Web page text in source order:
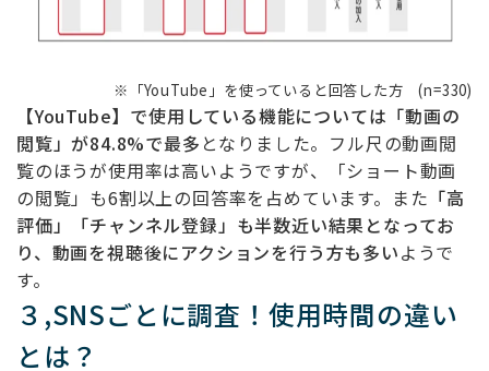
※「YouTube」を使っていると回答した方 (n=330)
【YouTube】で使用している機能については「動画の
閲覧」が84.8%で最多 となりました。フル尺の動画閲
覧のほうが使用率は高いようですが、「ショート動画
の閲覧」も6割以上の回答率を占めています。また 「高
評価」「チャンネル登録」も半数近い結果となってお
り、動画を視聴後にアクションを行う方も多いようで
す。
３,SNSごとに調査！使用時間の違い
とは？